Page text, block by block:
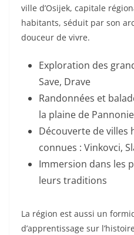
ville d’Osijek, capitale
habitants, séduit par son
douceur de vivre.
Exploration des
Save, Drave
Randonnées et
la plaine de Pannonie
Découverte de villes
connues : Vinkovci,
Immersion dans les
leurs traditions
La région est aussi un
d’apprentissage sur